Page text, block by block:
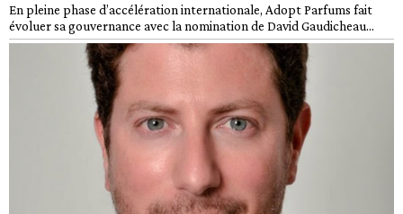
En pleine phase d’accélération internationale, Adopt Parfums fait
évoluer sa gouvernance avec la nomination de David Gaudicheau...